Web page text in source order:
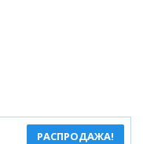
РАСПРОДАЖА!